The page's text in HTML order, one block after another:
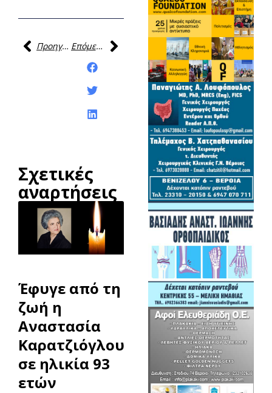
Προηγούμενη
Επόμενη
Σχετικές
αναρτήσεις
Έφυγε από τη
ζωή η
Αναστασία
Καρατζιόγλου
σε ηλικία 93
ετών